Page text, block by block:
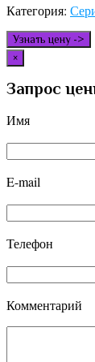
Категория:
Узнать цену ->
×
Запрос
Имя
E-mail
Телефон
Комментарий